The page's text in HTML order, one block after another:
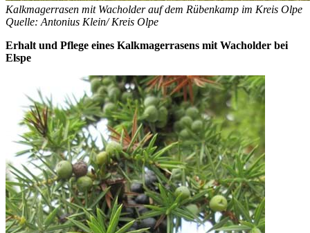
Kalkmagerrasen mit Wacholder auf dem Rübenkamp im Kreis Olpe
Quelle: Antonius Klein/ Kreis Olpe
Erhalt und Pflege eines Kalkmagerrasens mit Wacholder bei
Elspe